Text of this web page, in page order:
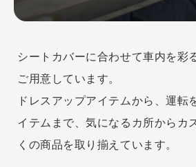
シートカバーに合わせて車内を彩
ご用意しています。
ドレスアップアイテムから、運転
イテムまで、気になるカ所からカ
くの商品を取り揃えています。